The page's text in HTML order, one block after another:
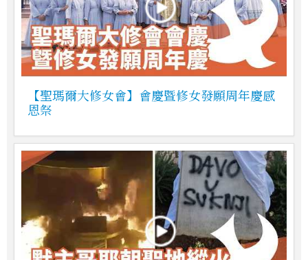
【聖瑪爾大修女會】會慶暨修女發願周年慶感
恩祭